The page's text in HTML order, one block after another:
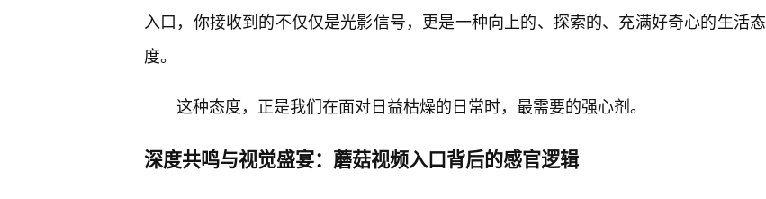
入口，你接收到的不仅仅是光影信号，更是一种向上的、探索的、充满好奇心的生活态
度。
这种态度，正是我们在面对日益枯燥的日常时，最需要的强心剂。
深度共鸣与视觉盛宴：蘑菇视频入口背后的感官逻辑